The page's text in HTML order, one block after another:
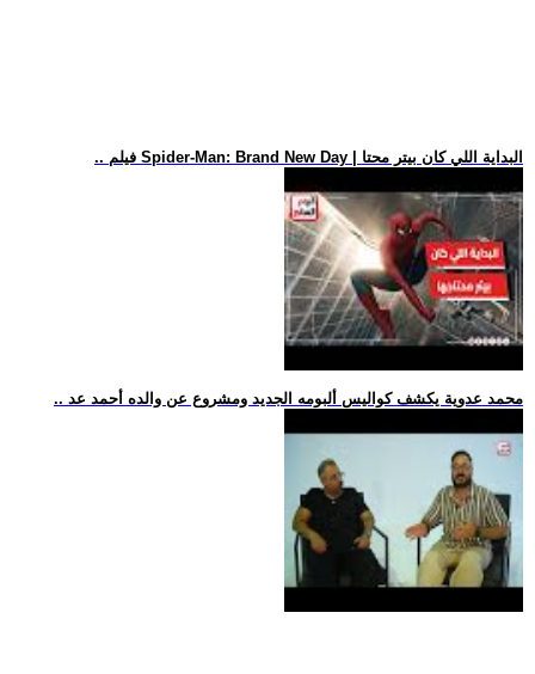
.. فيلم Spider-Man: Brand New Day | البداية اللي كان بيتر محتا
.. محمد عدوية يكشف كواليس ألبومه الجديد ومشروع عن والده أحمد عد